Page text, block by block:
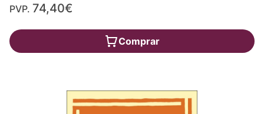
PVP. 74,40€
Comprar